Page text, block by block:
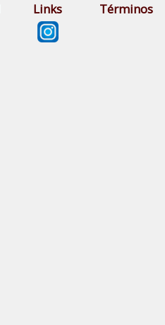
Links Términos